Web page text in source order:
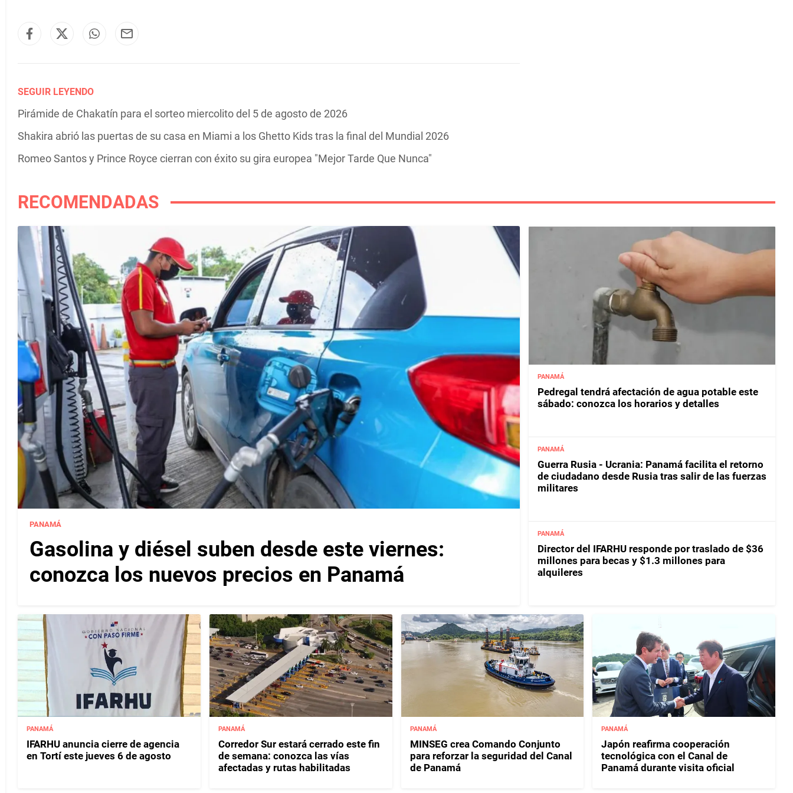
SEGUIR LEYENDO
Pirámide de Chakatín para el sorteo miercolito del 5 de agosto de 2026
Shakira abrió las puertas de su casa en Miami a los Ghetto Kids tras la final del Mundial 2026
Romeo Santos y Prince Royce cierran con éxito su gira europea "Mejor Tarde Que Nunca"
RECOMENDADAS
PANAMÁ
Gasolina y diésel suben desde este viernes:
conozca los nuevos precios en Panamá
PANAMÁ
Pedregal tendrá afectación de agua potable este
sábado: conozca los horarios y detalles
PANAMÁ
Guerra Rusia - Ucrania: Panamá facilita el retorno
de ciudadano desde Rusia tras salir de las fuerzas
militares
PANAMÁ
Director del IFARHU responde por traslado de $36
millones para becas y $1.3 millones para
alquileres
PANAMÁ
IFARHU anuncia cierre de agencia
en Tortí este jueves 6 de agosto
PANAMÁ
Corredor Sur estará cerrado este fin
de semana: conozca las vías
afectadas y rutas habilitadas
PANAMÁ
MINSEG crea Comando Conjunto
para reforzar la seguridad del Canal
de Panamá
PANAMÁ
Japón reafirma cooperación
tecnológica con el Canal de
Panamá durante visita oficial